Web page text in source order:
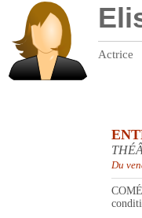
Actrice
Du